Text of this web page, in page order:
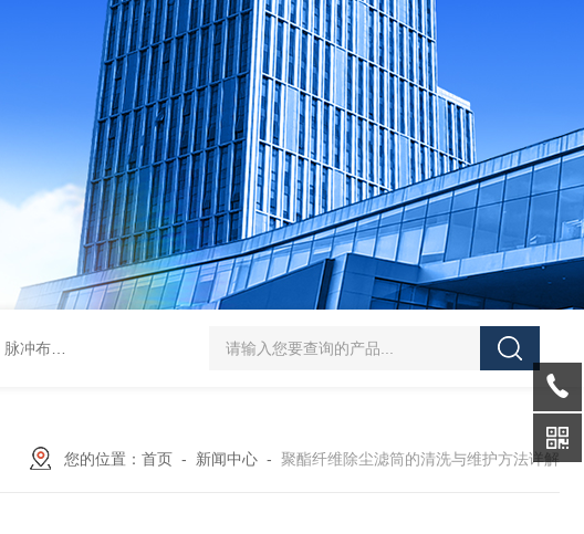
脉冲布袋除尘器 不锈钢脉冲除尘器 布袋仓顶除尘器 搅拌站除尘器
您的位置： 首页 - 新闻中心 - 聚酯纤维除尘滤筒的清洗与维护方法详解